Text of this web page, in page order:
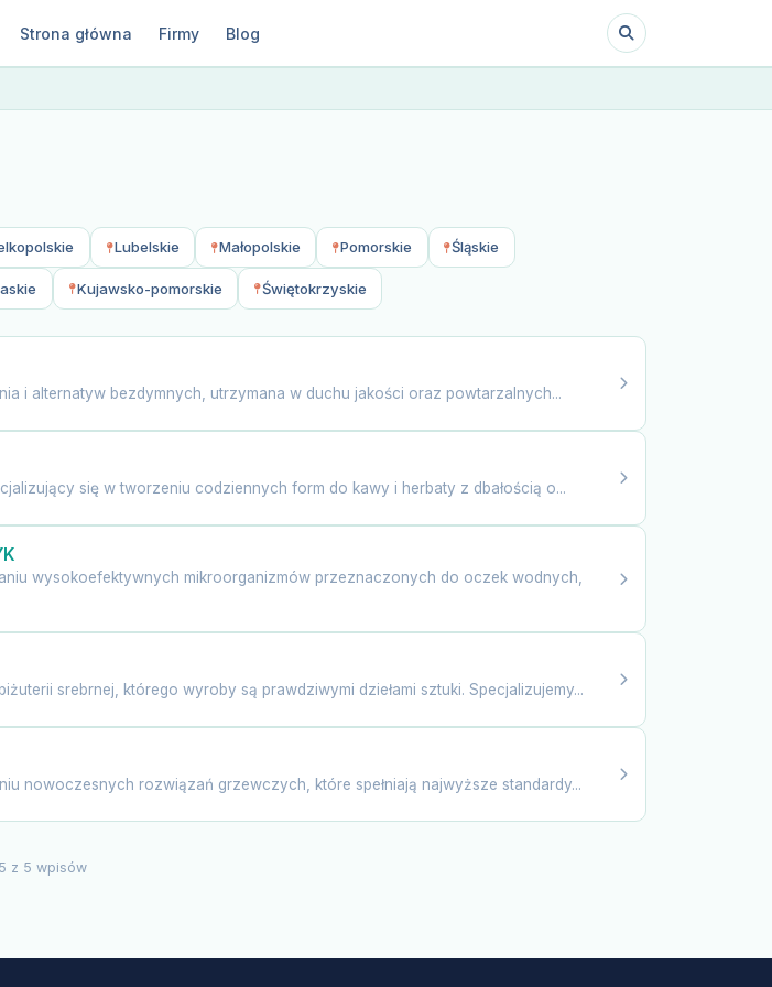
Strona główna Firmy Blog
Lubelskie Małopolskie Pomorskie Śląskie
Kujawsko-pomorskie Świętokrzyskie
i alternatyw bezdymnych, utrzymana w duchu jakości oraz powtarzalnych...
się w tworzeniu codziennych form do kawy i herbaty z dbałością o...
wysokoefektywnych mikroorganizmów przeznaczonych do oczek wodnych,
srebrnej, którego wyroby są prawdziwymi dziełami sztuki. Specjalizujemy...
nowoczesnych rozwiązań grzewczych, które spełniają najwyższe standardy...
z 5 wpisów